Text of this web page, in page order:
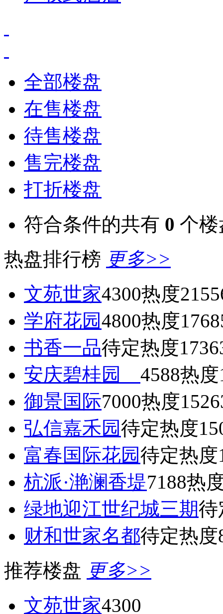
全部楼盘
在售楼盘
待售楼盘
售完楼盘
打折楼盘
符合条件的共有 0 个楼
热盘排行榜 更多>>
文苑世家4300热度
学府花园4800热度
书香一品待定热度
安庆碧桂园 4588热度
御景国际7000热度
弘信嘉禾园待定热度
富春国际花园待定热度
杭派·滟澜香堤7188热
绿地迎江世纪城三期待
财和世家名都待定热度
推荐楼盘 更多>>
文苑世家4300